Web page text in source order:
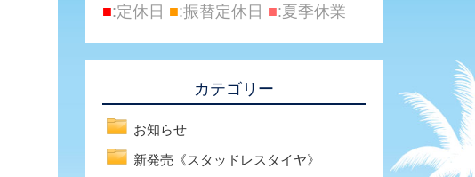
■:定休日 ■:振替定休日 ■:夏季休業
カテゴリー
お知らせ
新発売《スタッドレスタイヤ》